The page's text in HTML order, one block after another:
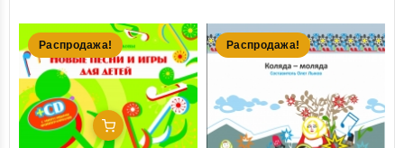
Распродажа!
Добавить В Корзину
Распродажа!